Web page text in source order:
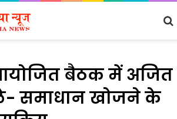
बैठक में अजित
समाधान खोजने के